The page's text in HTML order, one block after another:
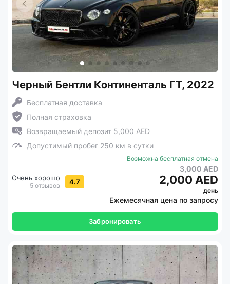
Черный Бентли Континенталь ГТ, 2022
Бесплатная доставка
Полная страховка
Возвращаемый депозит 5,000 AED
Допустимый пробег 250 км в сутки
Очень хорошо
5 отзывов 4.7
Возможна бесплатная отмена
3,000 AED
2,000 AED
день
Ежемесячная цена по запросу
Забронировать